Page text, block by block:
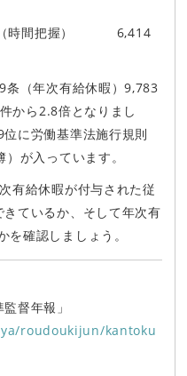
3（時間把握） 6,414
（年次有給休暇）9,783
から2.8倍となりまし
に労働基準法施行規則
が入っています。
有給休暇が付与された従
ているか、そして年次有
確認しましょう。
督年報」
roudoukijun/kantoku